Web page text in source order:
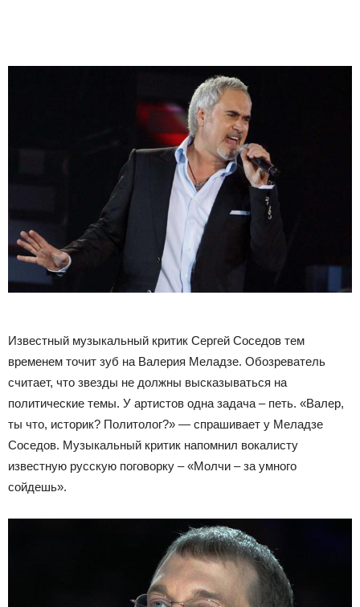
Известный музыкальный критик Сергей Соседов тем
временем точит зуб на Валерия Меладзе. Обозреватель
считает, что звезды не должны высказываться на
политические темы. У артистов одна задача – петь. «Валер,
ты что, историк? Политолог?» — спрашивает у Меладзе
Соседов. Музыкальный критик напомнил вокалисту
известную русскую поговорку – «Молчи – за умного
сойдешь».